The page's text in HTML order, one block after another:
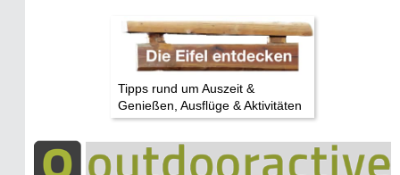
Tipps rund um Auszeit &
Genießen, Ausflüge & Aktivitäten